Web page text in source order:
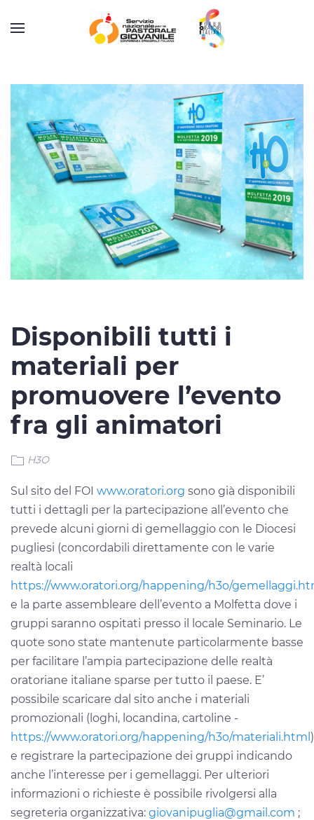
Disponibili tutti i
materiali per
promuovere l’evento
fra gli animatori
H3O
Sul sito del FOI www.oratori.org sono già disponibili
tutti i dettagli per la partecipazione all’evento che
prevede alcuni giorni di gemellaggio con le Diocesi
pugliesi (concordabili direttamente con le varie
realtà locali
https://www.oratori.org/happening/h3o/
e la parte assembleare dell’evento a Molfetta dove i
gruppi saranno ospitati presso il locale Seminario. Le
quote sono state mantenute particolarmente basse
per facilitare l’ampia partecipazione delle realtà
oratoriane italiane sparse per tutto il paese. E’
possibile scaricare dal sito anche i materiali
promozionali (loghi, locandina, cartoline -
https://www.oratori.org/happening/h3o/materiali.html )
e registrare la partecipazione dei gruppi indicando
anche l’interesse per i gemellaggi. Per ulteriori
informazioni o richieste è possibile rivolgersi alla
segreteria organizzativa: giovanipuglia@gmail.com ;